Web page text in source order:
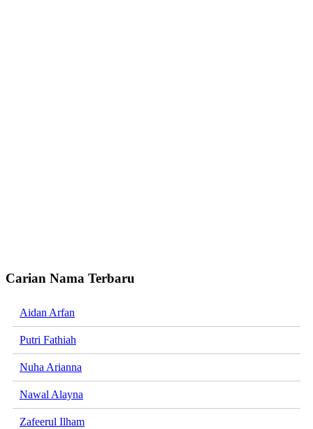
Carian Nama Terbaru
Aidan Arfan
Putri Fathiah
Nuha Arianna
Nawal Alayna
Zafeerul Ilham